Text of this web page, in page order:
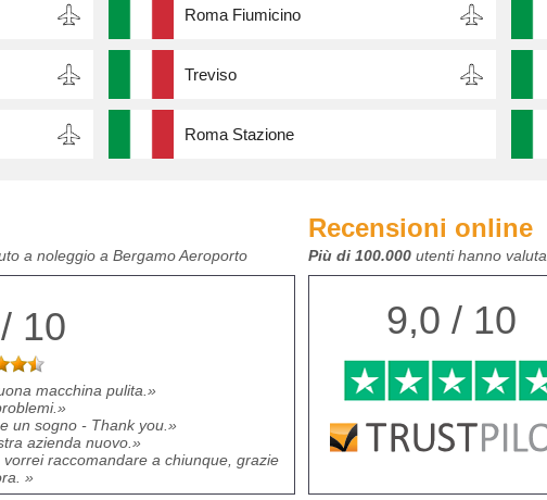
Roma Fiumicino
Treviso
Roma Stazione
a noleggio a Bergamo Aeroporto
10
macchina pulita.
un sogno - Thank you.
azienda nuovo.
raccomandare a chiunque, grazie
Recensioni online
Più di 100.000 utenti hanno
9,0 / 10